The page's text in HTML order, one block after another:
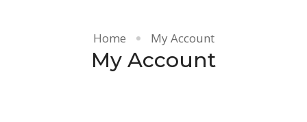
Home My Account
My Account